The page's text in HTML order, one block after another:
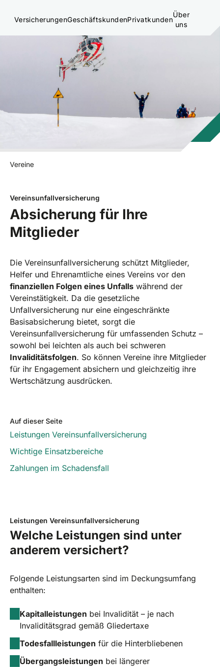
VersicherungenGeschäftskundenPrivatkunden
Über
uns
Vereine
Vereinsunfallversicherung
Absicherung für Ihre
Mitglieder
Die Vereinsunfallversicherung schützt Mitglieder,
Helfer und Ehrenamtliche eines Vereins vor den
finanziellen Folgen eines Unfalls während der
Vereinstätigkeit. Da die gesetzliche
Unfallversicherung nur eine eingeschränkte
Basisabsicherung bietet, sorgt die
Vereinsunfallversicherung für umfassenden Schutz –
sowohl bei leichten als auch bei schweren
Invaliditätsfolgen. So können Vereine ihre Mitglieder
für ihr Engagement absichern und gleichzeitig ihre
Wertschätzung ausdrücken.
Auf dieser Seite
Leistungen Vereinsunfallversicherung
Wichtige Einsatzbereiche
Zahlungen im Schadensfall
Leistungen Vereinsunfallversicherung
Welche Leistungen sind unter
anderem versichert?
Folgende Leistungsarten sind im Deckungsumfang
enthalten:
Kapitalleistungen bei Invalidität – je nach
Invaliditätsgrad gemäß Gliedertaxe
Todesfallleistungen für die Hinterbliebenen
Übergangsleistungen bei längerer